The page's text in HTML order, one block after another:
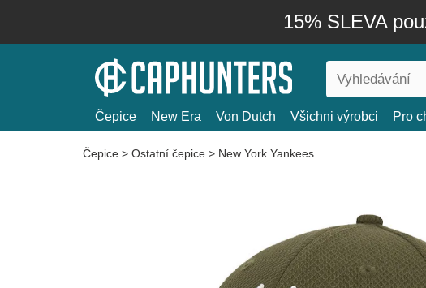
15% SLEVA
Čepice New Era Von Dutch Všichni výrobci Pro
Čepice > Ostatní čepice > New York Yankees